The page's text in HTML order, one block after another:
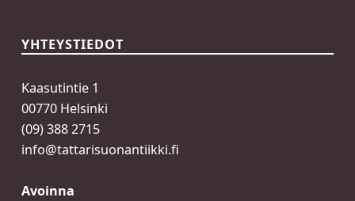
YHTEYSTIEDOT
Kaasutintie 1
00770 Helsinki
(09) 388 2715
info@tattarisuonantiikki.fi
Avoinna